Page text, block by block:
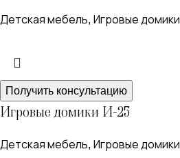
Детская мебель, Игровые домики
Получить консультацию
Игровые домики И-25
Детская мебель, Игровые домики